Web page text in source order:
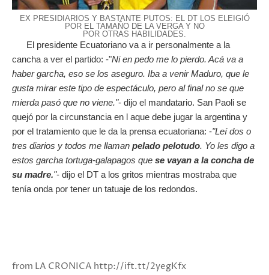
EX PRESIDIARIOS Y BASTANTE PUTOS: EL DT LOS ELEIGIÓ
POR EL TAMAÑO DE LA VERGA Y NO
POR OTRAS HABILIDADES.
El presidente Ecuatoriano va a ir personalmente a la
cancha a ver el partido: -"Ni en pedo me lo pierdo. Acá va a
haber garcha, eso se los aseguro. Iba a venir Maduro, que le
gusta mirar este tipo de espectáculo, pero al final no se que
mierda pasó que no viene."- dijo el mandatario. San Paoli se
quejó por la circunstancia en l aque debe jugar la argentina y
por el tratamiento que le da la prensa ecuatoriana: -"Leí dos o
tres diarios y todos me llaman pelado pelotudo. Yo les digo a
estos garcha tortuga-galapagos que se vayan a la concha de
su madre."- dijo el DT a los gritos mientras mostraba que
tenía onda por tener un tatuaje de los redondos.
from LA CRONICA http://ift.tt/2yegKfx